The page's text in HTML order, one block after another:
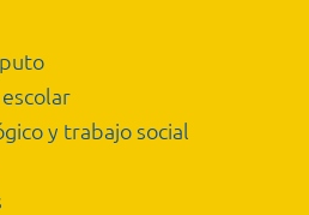
y trabajo social